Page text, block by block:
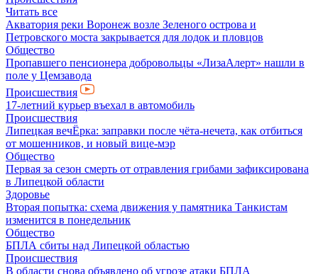
Читать все
Акватория реки Воронеж возле Зеленого острова и
Петровского моста закрывается для лодок и пловцов
Общество
Пропавшего пенсионера добровольцы «ЛизаАлерт» нашли в
поле у Цемзавода
Происшествия
17-летний курьер въехал в автомобиль
Происшествия
Липецкая вечЁрка: заправки после чёта-нечета, как отбиться
от мошенников, и новый вице-мэр
Общество
Первая за сезон смерть от отравления грибами зафиксирована
в Липецкой области
Здоровье
Вторая попытка: схема движения у памятника Танкистам
изменится в понедельник
Общество
БПЛА сбиты над Липецкой областью
Происшествия
В области снова объявлено об угрозе атаки БПЛА